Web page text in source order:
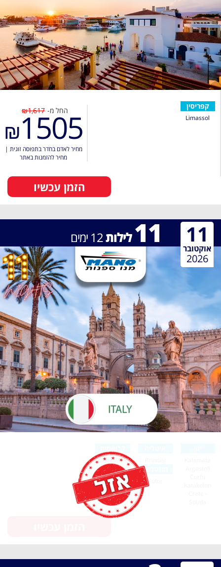
קפריסין
Limassol
החל מ- ₪1,617
₪1505
מחיר לאדם בחדר בתפוסה זוגית |
מחיר להזמנות באתר
הזמן עכשיו
11 לילות12 ימים 11
אוקטובר
2026
Dubrovnik
מונטנגרו
Kotor